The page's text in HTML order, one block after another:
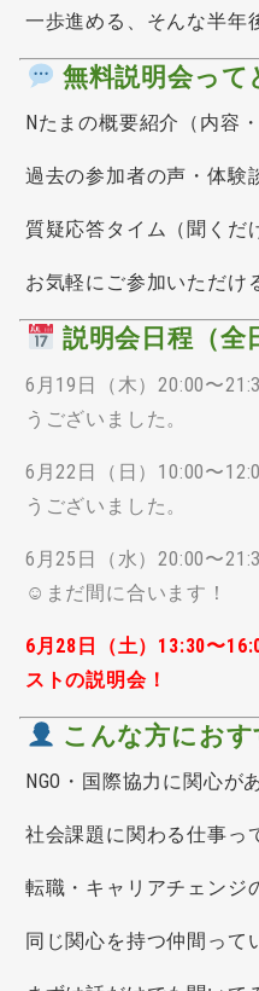
一歩進める、そんな半年
無料説明会って
Nたまの概要紹介（内容
過去の参加者の声・体験
質疑応答タイム（聞くだ
お気軽にご参加いただけ
説明会日程（全
6月19日（木）20:00〜
うございました。
6月22日（日）10:00〜
うございました。
6月25日（水）20:00〜
☺まだ間に合います！
6月28日（土）13:30〜
ストの説明会！
こんな方におす
NGO・国際協力に関心が
社会課題に関わる仕事っ
転職・キャリアチェンジ
同じ関心を持つ仲間って